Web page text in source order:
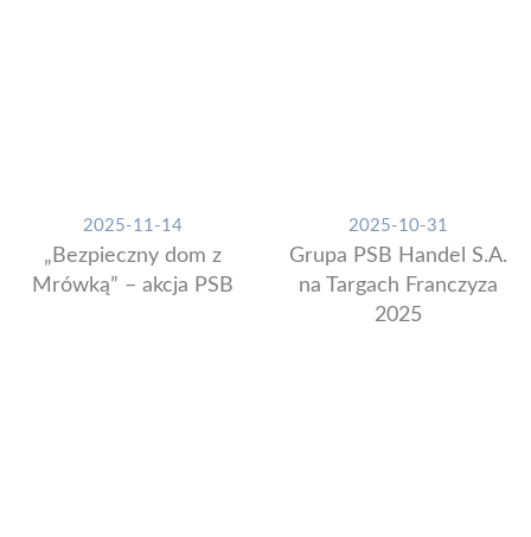
2025-11-14
„Bezpieczny dom z
Mrówką” – akcja PSB
2025-10-31
Grupa PSB Handel S.A.
na Targach Franczyza
2025